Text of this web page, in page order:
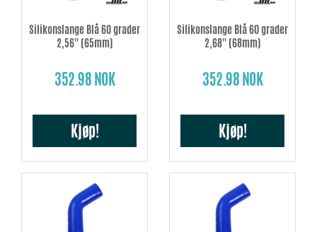
Silikonslange Blå 60 grader
2,56'' (65mm)
352.98 NOK
Kjøp!
Silikonslange Blå 60 grader
2,68'' (68mm)
352.98 NOK
Kjøp!